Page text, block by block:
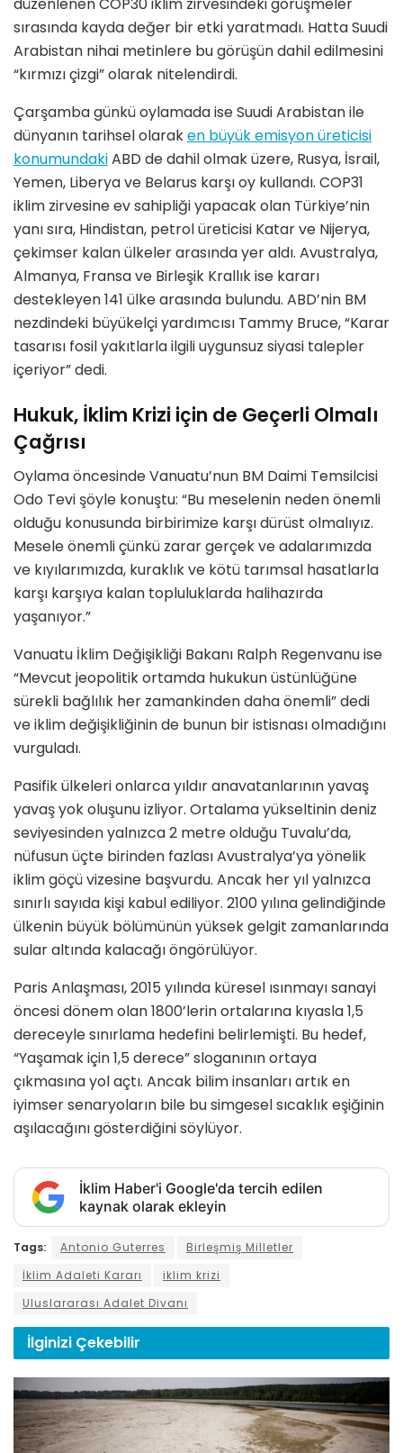
sırasında kayda değer bir etki yaratmadı. Hatta Suudi
Arabistan nihai metinlere bu görüşün dahil edilmesini
“kırmızı çizgi” olarak nitelendirdi.
Çarşamba günkü oylamada ise Suudi Arabistan ile
dünyanın tarihsel olaraken büyük emisyon üreticisi
konumundakiABD de dahil olmak üzere, Rusya, İsrail,
Yemen, Liberya ve Belarus karşı oy kullandı. COP31
iklim zirvesine ev sahipliği yapacak olan Türkiye’nin
yanı sıra, Hindistan, petrol üreticisi Katar ve Nijerya,
çekimser kalan ülkeler arasında yer aldı. Avustralya,
Almanya, Fransa ve Birleşik Krallık ise kararı
destekleyen 141 ülke arasında bulundu. ABD’nin BM
nezdindeki büyükelçi yardımcısı Tammy Bruce, “Karar
tasarısı fosil yakıtlarla ilgili uygunsuz siyasi talepler
içeriyor” dedi.
Hukuk, İklim Krizi için de Geçerli Olmalı
Çağrısı
Oylama öncesinde Vanuatu’nun BM Daimi Temsilcisi
Odo Tevi şöyle konuştu: “Bu meselenin neden önemli
olduğu konusunda birbirimize karşı dürüst olmalıyız.
Mesele önemli çünkü zarar gerçek ve adalarımızda
ve kıyılarımızda, kuraklık ve kötü tarımsal hasatlarla
karşı karşıya kalan topluluklarda halihazırda
yaşanıyor.”
Vanuatu İklim Değişikliği Bakanı Ralph Regenvanu ise
“Mevcut jeopolitik ortamda hukukun üstünlüğüne
sürekli bağlılık her zamankinden daha önemli” dedi
ve iklim değişikliğinin de bunun bir istisnası olmadığını
vurguladı.
Pasifik ülkeleri onlarca yıldır anavatanlarının yavaş
yavaş yok oluşunu izliyor. Ortalama yükseltinin deniz
seviyesinden yalnızca 2 metre olduğu Tuvalu’da,
nüfusun üçte birinden fazlası Avustralya’ya yönelik
iklim göçü vizesine başvurdu. Ancak her yıl yalnızca
sınırlı sayıda kişi kabul ediliyor. 2100 yılına gelindiğinde
ülkenin büyük bölümünün yüksek gelgit zamanlarında
sular altında kalacağı öngörülüyor.
Paris Anlaşması, 2015 yılında küresel ısınmayı sanayi
öncesi dönem olan 1800’lerin ortalarına kıyasla 1,5
dereceyle sınırlama hedefini belirlemişti. Bu hedef,
“Yaşamak için 1,5 derece” sloganının ortaya
çıkmasına yol açtı. Ancak bilim insanları artık en
iyimser senaryoların bile bu simgesel sıcaklık eşiğinin
aşılacağını gösterdiğini söylüyor.
İklim Haber'i Google'da tercih edilen
kaynak olarak ekleyin
Tags: Antonio Guterres
Birleşmiş Milletler
İklim Adaleti Kararı
iklim krizi
Uluslararası Adalet Divanı
İlginizi Çekebilir